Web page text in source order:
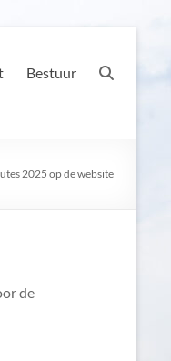
Bestuur
2025 op de website
de